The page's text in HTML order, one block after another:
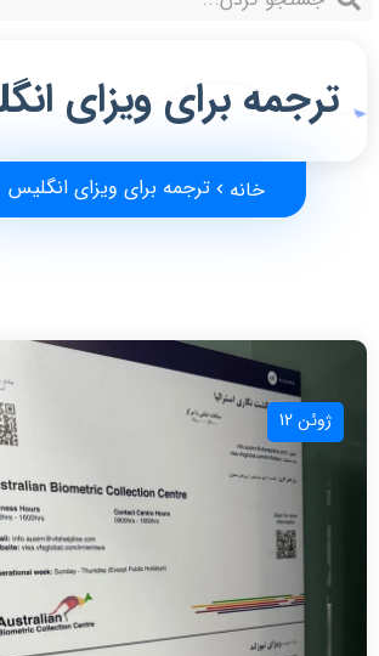
ترجمه برای ویزای
خانه ترجمه برای ویزای انگلیس
ژوئن 12